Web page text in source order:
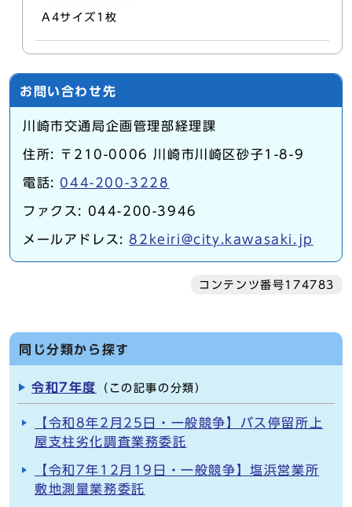
A4サイズ1枚
お問い合わせ先
川崎市交通局企画管理部経理課
住所: 〒210-0006 川崎市川崎区砂子1-8-9
電話: 044-200-3228
ファクス: 044-200-3946
メールアドレス:82keiri@city.kawasaki.jp
コンテンツ番号174783
同じ分類から探す
令和7年度 （この記事の分類）
【令和8年2月25日・一般競争】バス停留所上
屋支柱劣化調査業務委託
【令和7年12月19日・一般競争】塩浜営業所
敷地測量業務委託